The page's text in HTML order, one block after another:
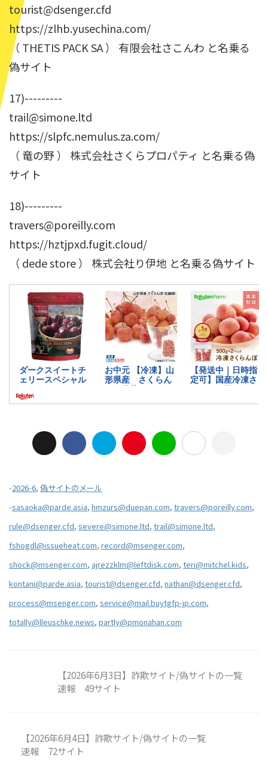
tourist@dsenger.cfd
https://zlhb.yusechina.com/
（ THETIS PACK SA ） 有限会社さこんわ と名乗る
偽サイト
17)---------
trail@simone.ltd
https://slpfc.nemulus.za.com/
（ 竜の野 ） 株式会社さくらプロパティ と名乗る偽
サイト
18)---------
travers@poreilly.com
https://hztjpxd.fugit.cloud/
（ dede store ） 株式会社り伊地 と名乗る偽サイト
-2026-6, 偽サイトのメール
-sasaoka@parde.asia, hmzurs@duepan.com, travers@poreilly.com,
rule@dsenger.cfd, severe@simone.ltd, trail@simone.ltd,
fshogdl@issueheat.com, record@msenger.com,
shock@msenger.com, ajrezzklm@leftdisk.com, teri@mitchel.kids,
kontani@parde.asia, tourist@dsenger.cfd, nathan@dsenger.cfd,
process@msenger.com, service@mail.buytgfp-jp.com,
totally@lleuschke.news, partly@pmonahan.com
【2026年6月3日】詐欺サイト/偽サイトの一覧
速報 49サイト
【2026年6月4日】詐欺サイト/偽サイトの一覧
速報 72サイト